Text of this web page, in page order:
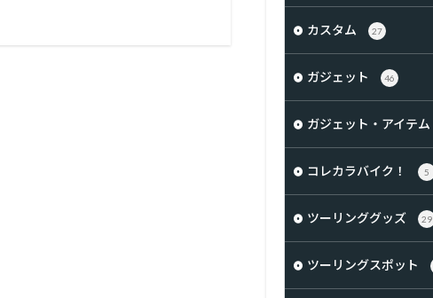
カスタム 27
ガジェット 46
ガジェット・アイテム
コレカラバイク！ 5
ツーリンググッズ 29
ツーリングスポット